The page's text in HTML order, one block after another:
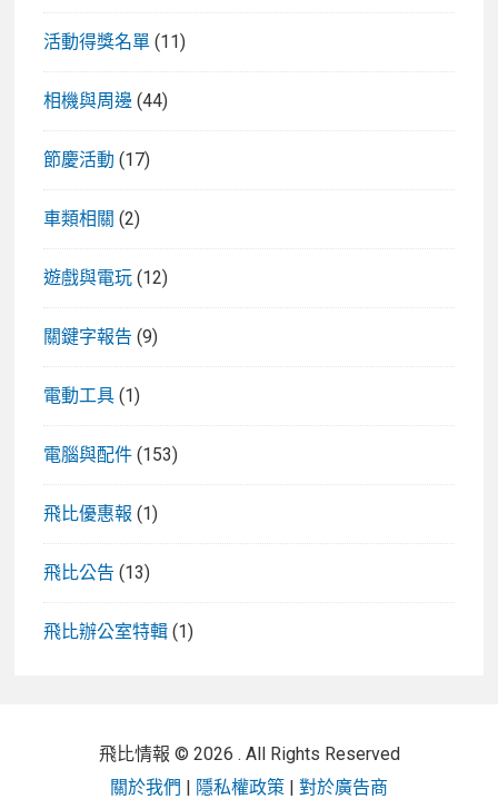
活動得獎名單 (11)
相機與周邊 (44)
節慶活動 (17)
車類相關 (2)
遊戲與電玩 (12)
關鍵字報告 (9)
電動工具 (1)
電腦與配件 (153)
飛比優惠報 (1)
飛比公告 (13)
飛比辦公室特輯 (1)
飛比情報 © 2026 . All Rights Reserved
關於我們 | 隱私權政策 | 對於廣告商